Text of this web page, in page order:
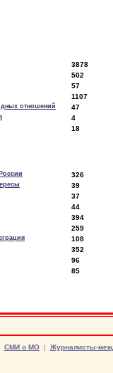
3878
502
57
1107
отношений 47
4
18
326
39
37
44
394
259
108
352
96
85
СМИ о МО| Журналисты-